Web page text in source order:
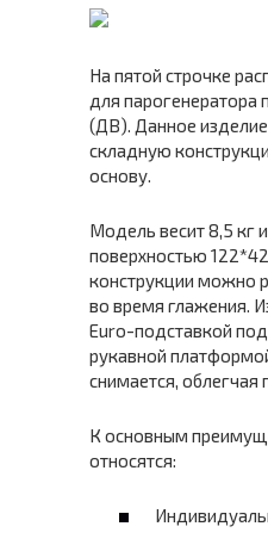
На пятой строчке
для парогенератора
(ДВ). Данное
складную
основу.
Модель весит 8,5 кг
поверхностью
конструкции можно
во время глажения.
Euro-подставкой
рукавной
снимается, облегчая
К основным
относятся: